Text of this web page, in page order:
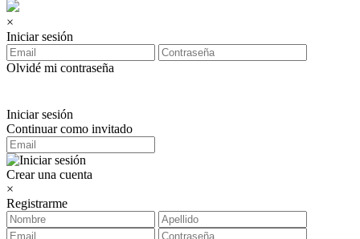
×
Iniciar sesión
Olvidé mi contraseña
Iniciar sesión
Continuar como invitado
Crear una cuenta
×
Registrarme